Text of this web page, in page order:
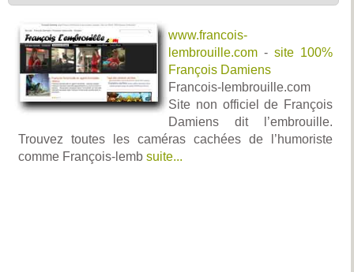
www.francois-
lembrouille.com - site 100%
François Damiens
Francois-lembrouille.com
Site non officiel de François
Damiens dit l’embrouille.
Trouvez toutes les caméras cachées de l’humoriste
comme François-lemb suite...